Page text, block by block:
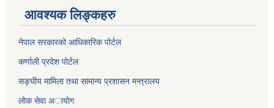
आवश्यक लिङ्कहरु
नेपाल सरकारको आधिकारिक पोर्टल
कर्णाली प्रदेश पोर्टल
सङ्घीय मामिला तथा सामान्य प्रशासन मन्त्रालय
लाेक सेवा अायाेग